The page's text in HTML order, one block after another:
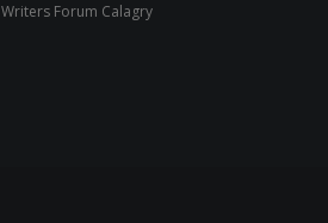
Writers Forum Calagry